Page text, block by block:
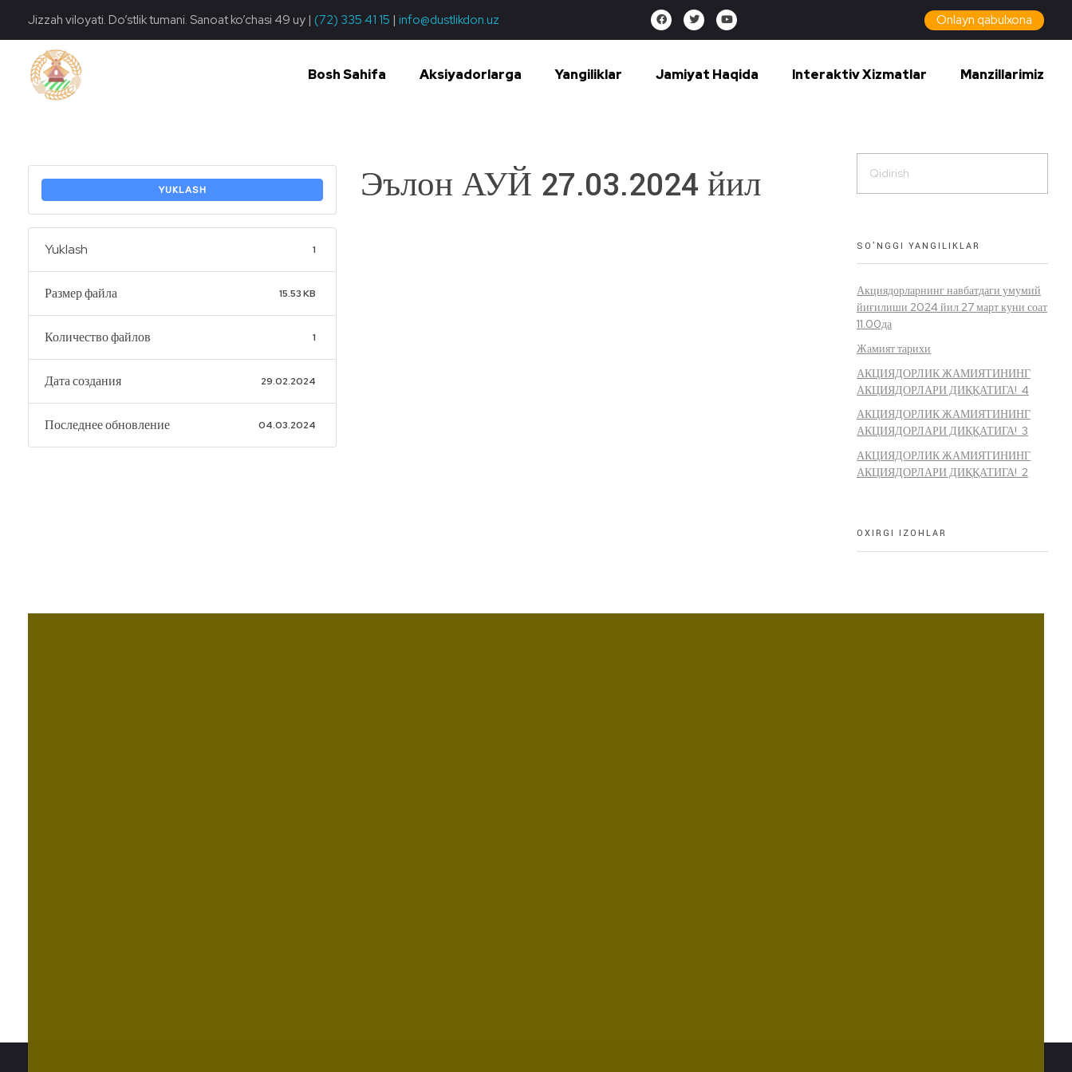
Jizzah viloyati. Do’stlik tumani. Sanoat ko’chasi 49 uy | (72) 335 41 15 | info@dustlikdon.uz Onlayn qabulxona
Bosh Sahifa Aksiyadorlarga Yangiliklar Jamiyat Haqida Interaktiv Xizmatlar Manzillarimiz
YUKLASH
Yuklash 1
Размер файла 15.53 KB
Количество файлов 1
Дата создания 29.02.2024
Последнее обновление 04.03.2024
Эълон АУЙ 27.03.2024 йил
SO’NGGI YANGILIKLAR
Акциядорларнинг навбатдаги умумий
йиғилиши 2024 йил 27 март куни соат
11.00да
Жамият тарихи
АКЦИЯДОРЛИК ЖАМИЯТИНИНГ
АКЦИЯДОРЛАРИ ДИҚҚАТИГА! 4
АКЦИЯДОРЛИК ЖАМИЯТИНИНГ
АКЦИЯДОРЛАРИ ДИҚҚАТИГА! 3
АКЦИЯДОРЛИК ЖАМИЯТИНИНГ
АКЦИЯДОРЛАРИ ДИҚҚАТИГА! 2
OXIRGI IZOHLAR